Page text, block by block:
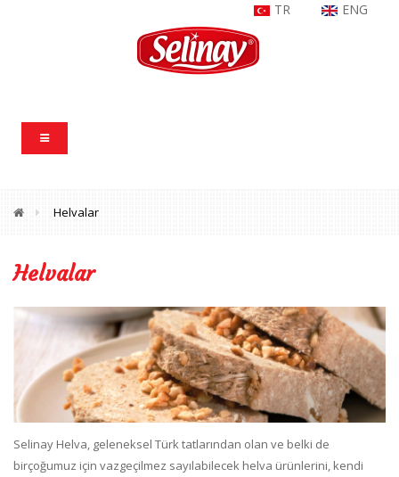
TR ENG
Helvalar
Helvalar
Selinay Helva, geleneksel Türk tatlarından olan ve belki de
birçoğumuz için vazgeçilmez sayılabilecek helva ürünlerini, kendi